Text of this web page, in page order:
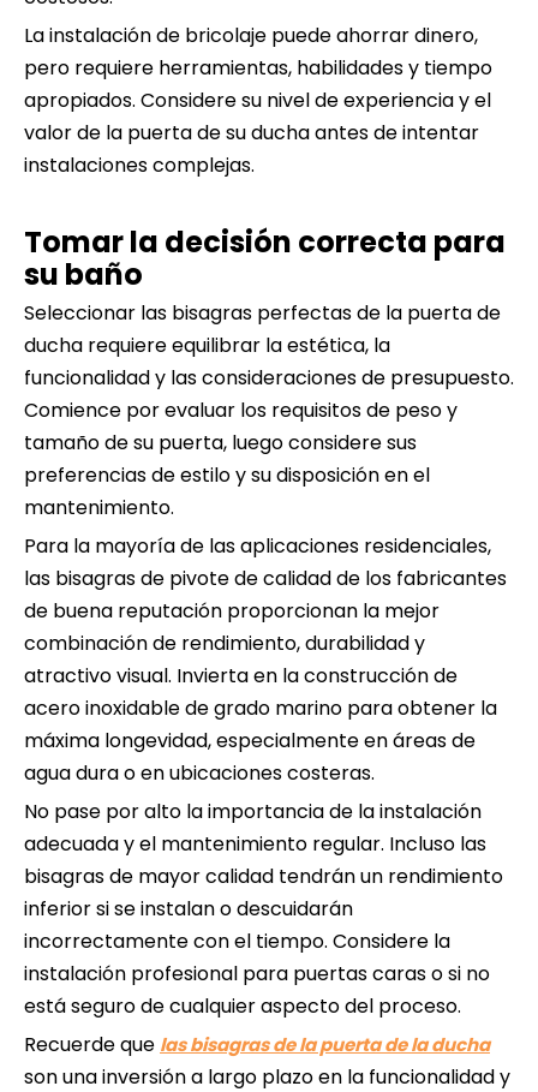
La instalación de bricolaje puede ahorrar dinero,
pero requiere herramientas, habilidades y tiempo
apropiados. Considere su nivel de experiencia y el
valor de la puerta de su ducha antes de intentar
instalaciones complejas.
Tomar la decisión correcta para
su baño
Seleccionar las bisagras perfectas de la puerta de
ducha requiere equilibrar la estética, la
funcionalidad y las consideraciones de presupuesto.
Comience por evaluar los requisitos de peso y
tamaño de su puerta, luego considere sus
preferencias de estilo y su disposición en el
mantenimiento.
Para la mayoría de las aplicaciones residenciales,
las bisagras de pivote de calidad de los fabricantes
de buena reputación proporcionan la mejor
combinación de rendimiento, durabilidad y
atractivo visual. Invierta en la construcción de
acero inoxidable de grado marino para obtener la
máxima longevidad, especialmente en áreas de
agua dura o en ubicaciones costeras.
No pase por alto la importancia de la instalación
adecuada y el mantenimiento regular. Incluso las
bisagras de mayor calidad tendrán un rendimiento
inferior si se instalan o descuidarán
incorrectamente con el tiempo. Considere la
instalación profesional para puertas caras o si no
está seguro de cualquier aspecto del proceso.
Recuerde que las bisagras de la puerta de la ducha
son una inversión a largo plazo en la funcionalidad y